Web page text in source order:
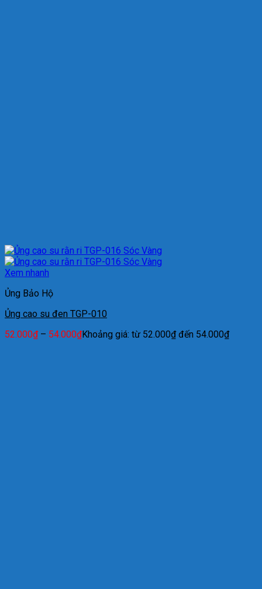
Xem nhanh
Ủng Bảo Hộ
Ủng cao su đen TGP-010
52.000₫ – 54.000₫Khoảng giá: từ 52.000₫ đến 54.000₫